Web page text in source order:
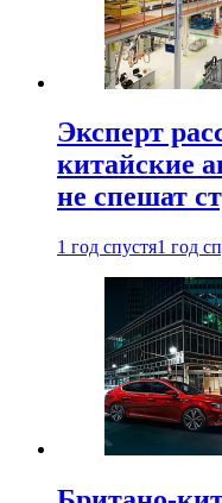
Эксперт
китайские
не спешат
1 год спустя1 год